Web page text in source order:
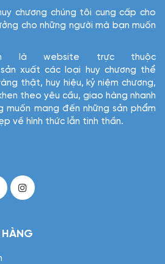
chương chúng tôi cung cấp cho
cho những người mà bạn muốn
là website trực thuộc
sản xuất các loại huy chương thể
thật, huy hiệu, kỷ niệm chương,
theo yêu cầu, giao hàng nhanh
muốn mang đến những sản phẩm
về hình thức lẫn tinh thần.